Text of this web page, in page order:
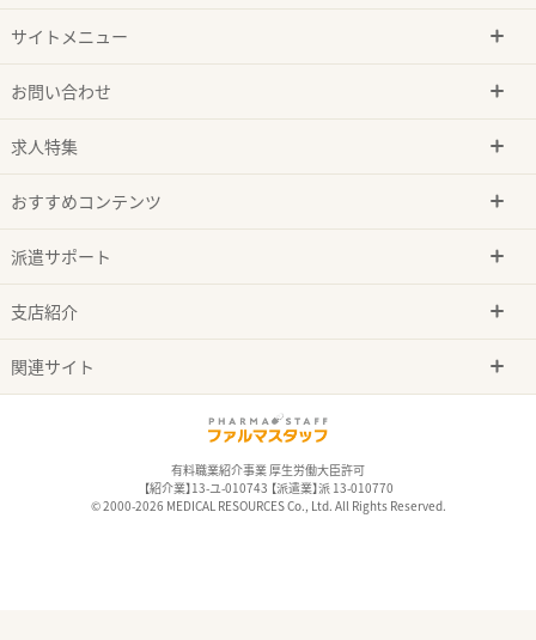
サイトメニュー
お問い合わせ
求人特集
おすすめコンテンツ
派遣サポート
支店紹介
関連サイト
有料職業紹介事業 厚生労働大臣許可
【紹介業】13-ユ-010743 【派遣業】派 13-010770
© 2000-2026 MEDICAL RESOURCES Co., Ltd. All Rights Reserved.